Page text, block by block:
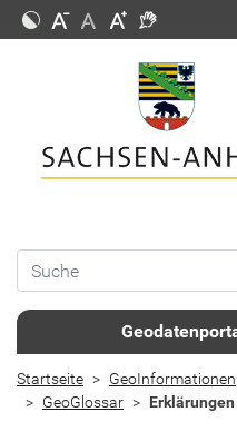
Startseite GeoInformationen
GeoGlossar